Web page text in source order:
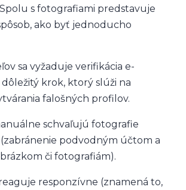
s fotografiami predstavuje
ako byť jednoducho
sa vyžaduje verifikácia e-
dôležitý krok, ktorý slúži na
falošných profilov.
schvaľujú fotografie
podvodným účtom a
či fotografiám).
responzívne (znamená to,